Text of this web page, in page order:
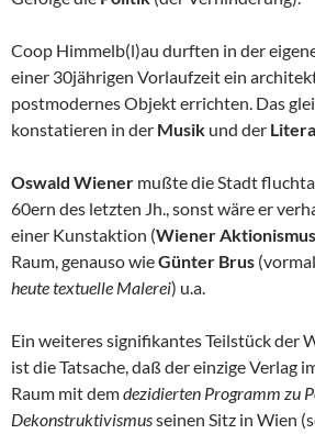
Coop Himmelb(l)au durften in der
einer 30jährigen Vorlaufzeit ein
postmodernes Objekt errichten. Das
konstatieren in der Musik und der
Oswald Wiener mußte die Stadt
60ern des letzten Jh., sonst wäre er
einer Kunstaktion (Wiener Aktionismus
Raum, genauso wieGünter Brus
heute textuelle Malerei) u.a.
Ein weiteres signifikantes Teilstück der
ist die Tatsache, daß der einzige Verlag
Raum mit demdezidierten Programm zu
Dekonstruktivismusseinen Sitz in Wien